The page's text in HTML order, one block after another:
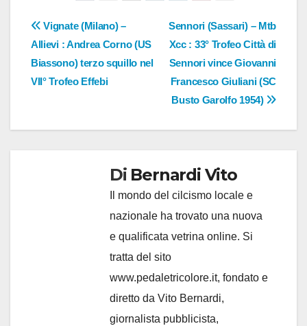
Navigazione
articoli
Sennori (Sassari) – Mtb
Xcc : 33° Trofeo Città di
Sennori vince Giovanni
Francesco Giuliani (SC
Busto Garolfo 1954)
Vignate (Milano) –
Allievi : Andrea Corno (US
Biassono) terzo squillo nel
VII° Trofeo Effebi
Di Bernardi Vito
Il mondo del cilcismo locale e
nazionale ha trovato una nuova
e qualificata vetrina online. Si
tratta del sito
www.pedaletricolore.it, fondato e
diretto da Vito Bernardi,
giornalista pubblicista,